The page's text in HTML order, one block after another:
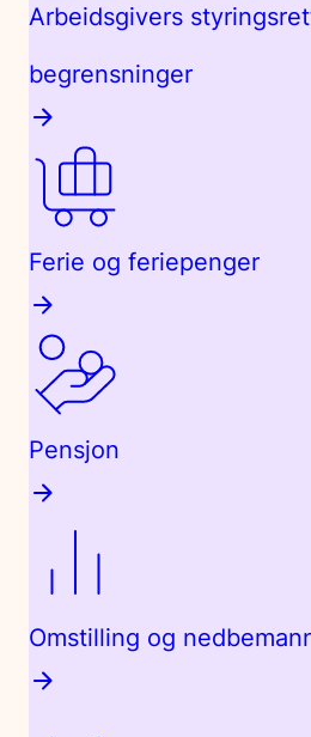
Arbeidsgivers
begrensninger
Ferie og feriepenger
Pensjon
Omstilling og